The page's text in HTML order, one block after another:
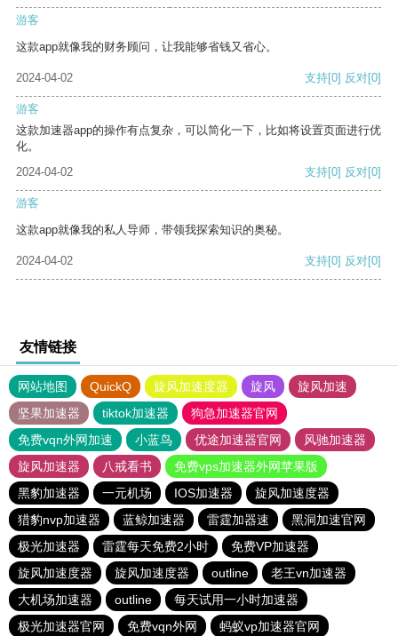
游客
这款app就像我的财务顾问，让我能够省钱又省心。
2024-04-02 支持[0] 反对[0]
游客
这款加速器app的操作有点复杂，可以简化一下，比如将设置页面进行优
化。
2024-04-02
支持[0] 反对[0]
游客
这款app就像我的私人导师，带领我探索知识的奥秘。
2024-04-02 支持[0] 反对[0]
友情链接
网站地图 QuickQ 旋风加速度器 旋风
旋风加速
坚果加速器
tiktok加速器
狗急加速器官网
免费vqn外网加速
小蓝鸟 优途加速器官网
风驰加速器
旋风加速器
八戒看书
免费vps加速器外网苹果版
黑豹加速器
一元机场 IOS加速器
旋风加速度器
猎豹nvp加速器
蓝鲸加速器 雷霆加器速
黑洞加速官网
极光加速器
雷霆每天免费2小时
免费VP加速器
旋风加速度器
旋风加速度器 outline
老王vn加速器
大机场加速器
outline
每天试用一小时加速器
极光加速器官网
免费vqn外网 蚂蚁vp加速器官网